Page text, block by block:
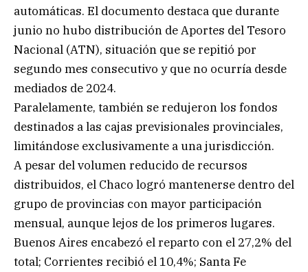
automáticas. El documento destaca que durante
junio no hubo distribución de Aportes del Tesoro
Nacional (ATN), situación que se repitió por
segundo mes consecutivo y que no ocurría desde
mediados de 2024.
Paralelamente, también se redujeron los fondos
destinados a las cajas previsionales provinciales,
limitándose exclusivamente a una jurisdicción.
A pesar del volumen reducido de recursos
distribuidos, el Chaco logró mantenerse dentro del
grupo de provincias con mayor participación
mensual, aunque lejos de los primeros lugares.
Buenos Aires encabezó el reparto con el 27,2% del
total; Corrientes recibió el 10,4%; Santa Fe